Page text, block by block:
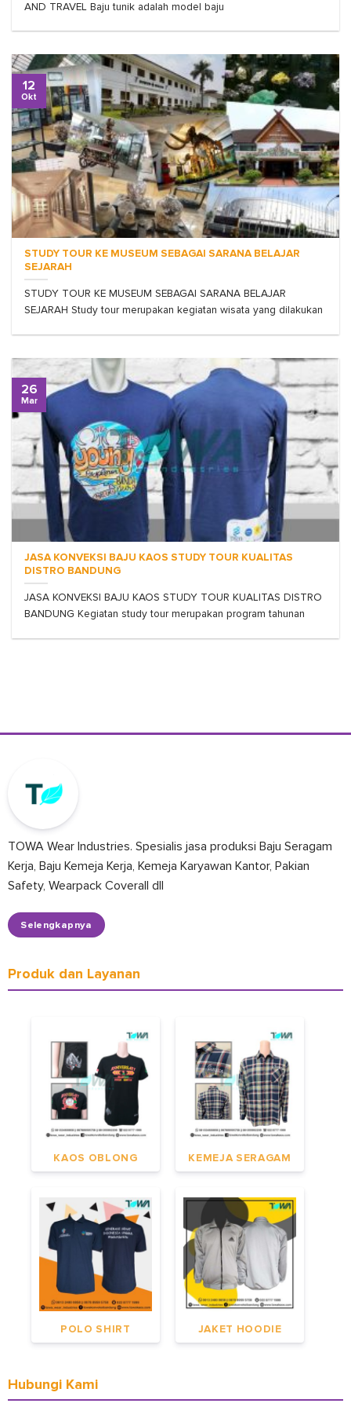
AND TRAVEL Baju tunik adalah model baju
STUDY TOUR KE MUSEUM SEBAGAI SARANA BELAJAR
SEJARAH
STUDY TOUR KE MUSEUM SEBAGAI SARANA BELAJAR
SEJARAH Study tour merupakan kegiatan wisata yang dilakukan
12
Okt
JASA KONVEKSI BAJU KAOS STUDY TOUR KUALITAS
DISTRO BANDUNG
JASA KONVEKSI BAJU KAOS STUDY TOUR KUALITAS DISTRO
BANDUNG Kegiatan study tour merupakan program tahunan
26
Mar
TOWA Wear Industries. Spesialis jasa produksi Baju Seragam
Kerja, Baju Kemeja Kerja, Kemeja Karyawan Kantor, Pakian
Safety, Wearpack Coverall dll
Selengkapnya
Produk dan Layanan
KAOS OBLONG KEMEJA SERAGAM
POLO SHIRT JAKET HOODIE
Hubungi Kami